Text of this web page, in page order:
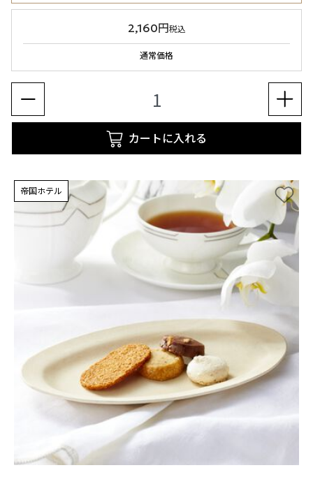
2,160円税込
通常価格
カートに入れる
帝国ホテル